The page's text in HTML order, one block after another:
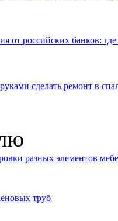
от российских банков:
сделать ремонт в
разных элементов
труб